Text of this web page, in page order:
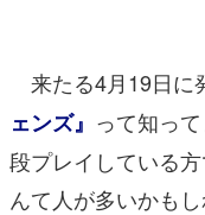
その他
電ファミニコゲーマー
運営：株式会社マレ
来たる4月19日に
ェンズ』 って知っ
段プレイしている
んて人が多いかもし